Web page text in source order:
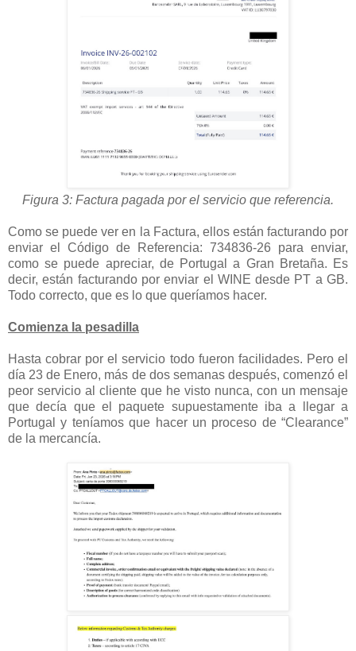
Figura 3: Factura pagada por el servicio que referencia.
Como se puede ver en la Factura, ellos están facturando por
enviar el Código de Referencia: 734836-26 para enviar,
como se puede apreciar, de Portugal a Gran Bretaña. Es
decir, están facturando por enviar el WINE desde PT a GB.
Todo correcto, que es lo que queríamos hacer.
Comienza la pesadilla
Hasta cobrar por el servicio todo fueron facilidades. Pero el
día 23 de Enero, más de dos semanas después, comenzó el
peor servicio al cliente que he visto nunca, con un mensaje
que decía que el paquete supuestamente iba a llegar a
Portugal y teníamos que hacer un proceso de “Clearance”
de la mercancía.